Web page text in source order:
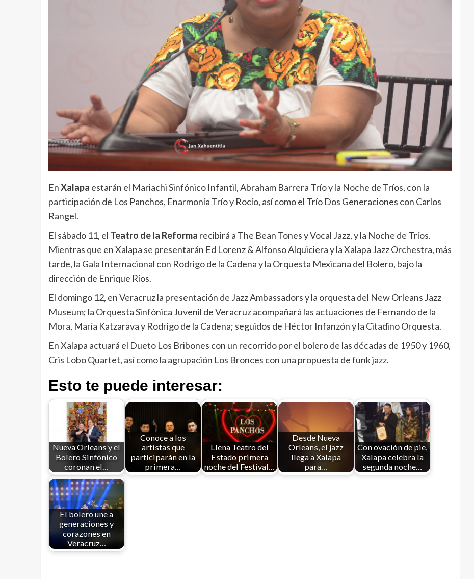
EnXalapa estarán el Mariachi Sinfónico Infantil, Abraham Barrera Trío y la Noche de Tríos, con la
participación de Los Panchos, Enarmonía Trío y Rocío, así como el Trío Dos Generaciones con Carlos
Rangel.
El sábado 11, el Teatro de la Reforma recibirá a The Bean Tones y Vocal Jazz, y la Noche de Tríos.
Mientras que en Xalapa se presentarán Ed Lorenz & Alfonso Alquiciera y la Xalapa Jazz Orchestra, más
tarde, la Gala Internacional con Rodrigo de la Cadena y la Orquesta Mexicana del Bolero, bajo la
dirección de Enrique Ríos.
El domingo 12, en Veracruz la presentación de Jazz Ambassadors y la orquesta del New Orleans Jazz
Museum; la Orquesta Sinfónica Juvenil de Veracruz acompañará las actuaciones de Fernando de la
Mora, María Katzarava y Rodrigo de la Cadena; seguidos de Héctor Infanzón y la Citadino Orquesta.
En Xalapa actuará el Dueto Los Bribones con un recorrido por el bolero de las décadas de 1950 y 1960,
Cris Lobo Quartet, así como la agrupación Los Bronces con una propuesta de funk jazz.
Esto te puede interesar:
Nueva Orleans y el
Bolero Sinfónico
coronan el…
Conoce a los
artistas que
participarán en la
primera…
Llena Teatro del
Estado primera
noche del Festival…
Desde Nueva
Orleans, el jazz
llega a Xalapa
para…
Con ovación de pie,
Xalapa celebra la
segunda noche…
El bolero une a
generaciones y
corazones en
Veracruz…